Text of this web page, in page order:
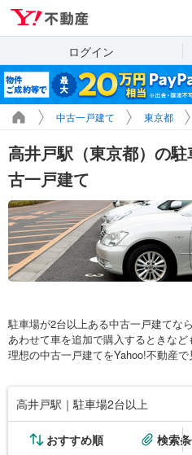
ログイン
中古一戸建て 東京都
高井戸駅（東京都）の
古一戸建て
駐車場が2台以上ある中古一戸建てな
あわせて車を追加で購入するときな
理想の中古一戸建てをYahoo!不動産で
高井戸駅｜駐車場2台以上
おすすめ順 検索